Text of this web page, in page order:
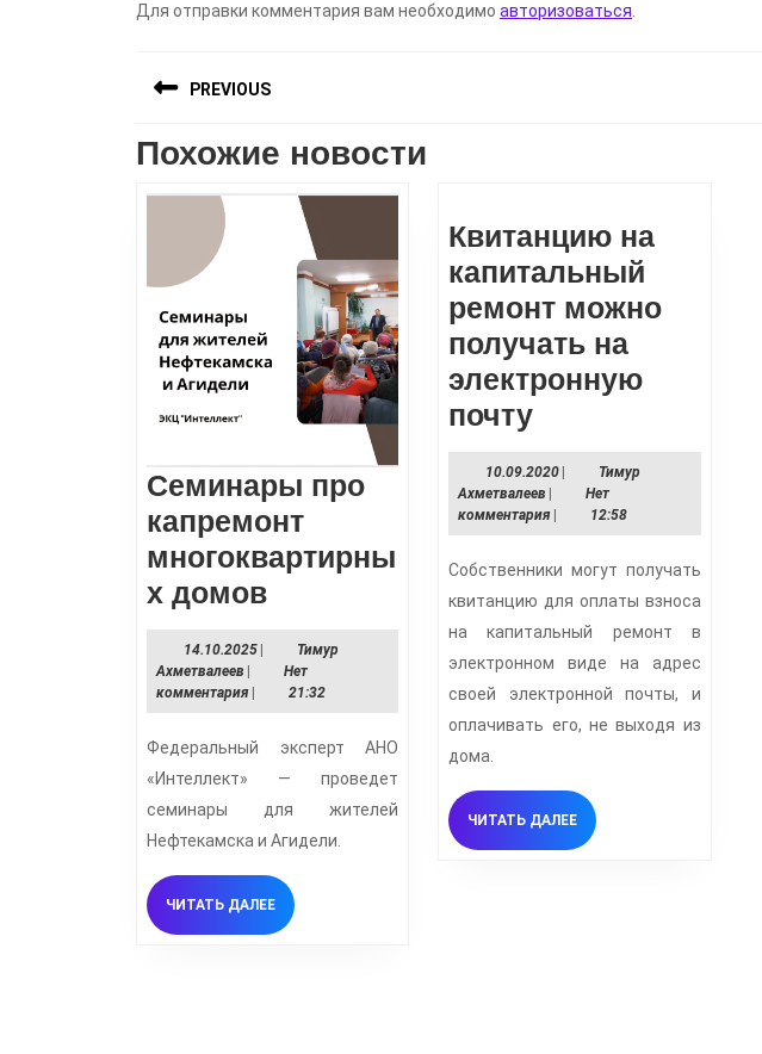
Для отправки комментария вам необходимо авторизоваться
записям
PREVIOUS
Предыдущая
Похожие новости
Семинары про
капремонт
многоквартирны
х домовСеминары
про
капремонт
многоквартирных
14.10.202514.10.2025
|
Тимур
Ахметвалеев Тимур
Ахметвалеев
|
Нет
комментария | 21:32
Федеральный эксперт АНО
«Интеллект» — проведет
семинары для жителей
Нефтекамска и Агидели.
ЧИТАТЬ ДАЛЕЕЧИТАТЬ
ДАЛЕЕ
Квитанцию на
капитальный
ремонт можно
получать на
электронную
почтуКвитанцию
на
капитальный
ремонт
получать
на
электронную
почту
10.09.202010.09.2020
|
Тимур
Ахметвалеев Тимур
Ахметвалеев
|
Нет
комментария | 12:58
Собственники могут получать
квитанцию для оплаты взноса
на капитальный ремонт в
электронном виде на адрес
своей электронной почты, и
оплачивать его, не выходя из
дома.
ЧИТАТЬ ДАЛЕЕЧИТАТЬ
ДАЛЕЕ